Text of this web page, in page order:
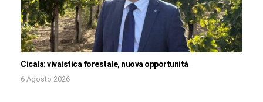
Cicala: vivaistica forestale, nuova opportunità
6 Agosto 2026